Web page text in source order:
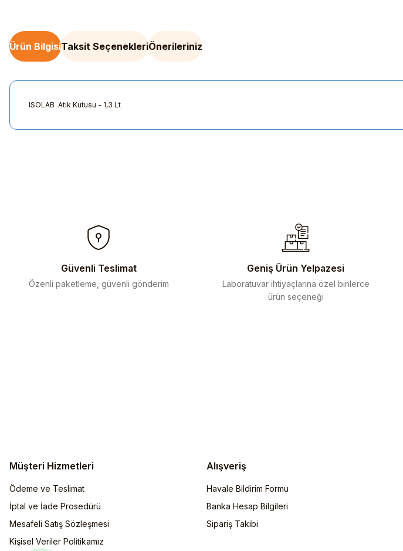
Ürün BilgisiTaksit SeçenekleriÖnerileriniz
ISOLAB Atık Kutusu - 1,3 Lt
Ürün bilgilerinde hatalar bulunuyor.
Ürün fiyatı diğer sitelerden daha pahalı.
Güvenli Teslimat
Özenli paketleme, güvenli gönderim
Geniş Ürün Yelpazesi
Laboratuvar ihtiyaçlarına özel binlerce
ürün seçeneği
Müşteri Hizmetleri
Ödeme ve Teslimat
İptal ve İade Prosedürü
Mesafeli Satış Sözleşmesi
Kişisel Veriler Politikamız
Alışveriş
Havale Bildirim Formu
Banka Hesap Bilgileri
Sipariş Takibi